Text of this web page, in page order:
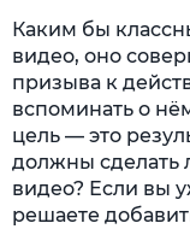
Каким бы
видео, оно
призыва к
вспоминать о
цель — это
должны сделать
видео? Если вы
решаете